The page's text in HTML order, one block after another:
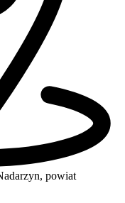
powiat